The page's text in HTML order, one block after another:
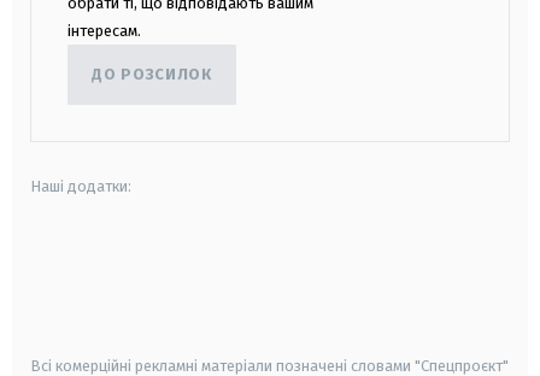
інтересам.
ДО РОЗСИЛОК
Наші додатки:
Всі комерційні рекламні матеріали позначені словами "Спецпроєкт"